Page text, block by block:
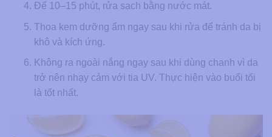
Để 10–15 phút, rửa sạch bằng nước mát.
Thoa kem dưỡng ẩm ngay sau khi rửa để tránh da bị
khô và kích ứng.
Không ra ngoài nắng ngay sau khi dùng chanh vì da
trở nên nhạy cảm với tia UV. Thực hiện vào buổi tối
là tốt nhất.